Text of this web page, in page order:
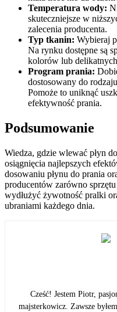
Temperatura wody:
skuteczniejsze w
zalecenia producenta.
Typ tkanin: Wybieraj
Na rynku dostępne są
kolorów lub
Program prania:
dostosowany do
Pomoże to uniknąć
efektywność prania.
Podsumowanie
Wiedza, gdzie wlewać płyn
osiągnięcia najlepszych
dosowaniu płynu do prania
producentów zarówno
wydłużyć żywotność pralki
ubraniami każdego dnia.
Cześć! Jestem Piotr,
majsterkowicz. Zawsze